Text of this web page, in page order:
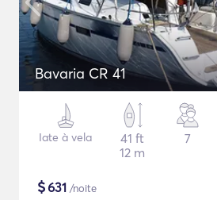
Bavaria CR 41
Iate à vela
41 ft
12 m
7
$631 /noite